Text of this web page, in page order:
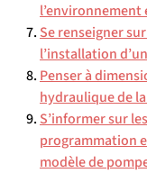
l’environnement
Se renseigner
l’installation
Penser à
hydraulique de
S’informer sur
programmation
modèle de